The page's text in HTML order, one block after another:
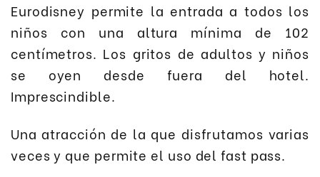
Eurodisney permite la entrada a todos los
niños con una altura mínima de 102
centímetros. Los gritos de adultos y niños
se oyen desde fuera del hotel.
Imprescindible.
Una atracción de la que disfrutamos varias
veces y que permite el uso del fast pass.